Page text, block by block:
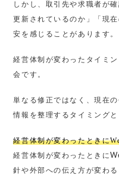
しかし、取引先や求職者が
更新されているのか」「現
安を感じることがあります。
経営体制が変わったタイミ
会です。
単なる修正ではなく、現在
情報を整理するタイミング
経営体制が変わったときに
経営体制が変わったときに
針や外部への伝え方が変わ